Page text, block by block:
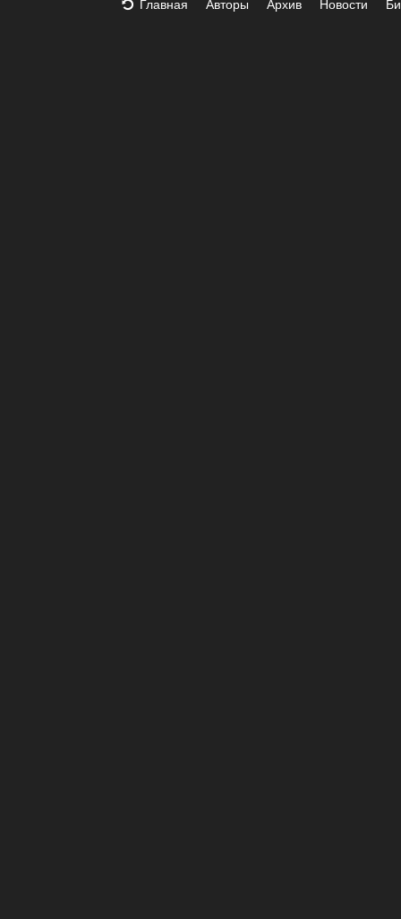
Главная Авторы Архив Новости